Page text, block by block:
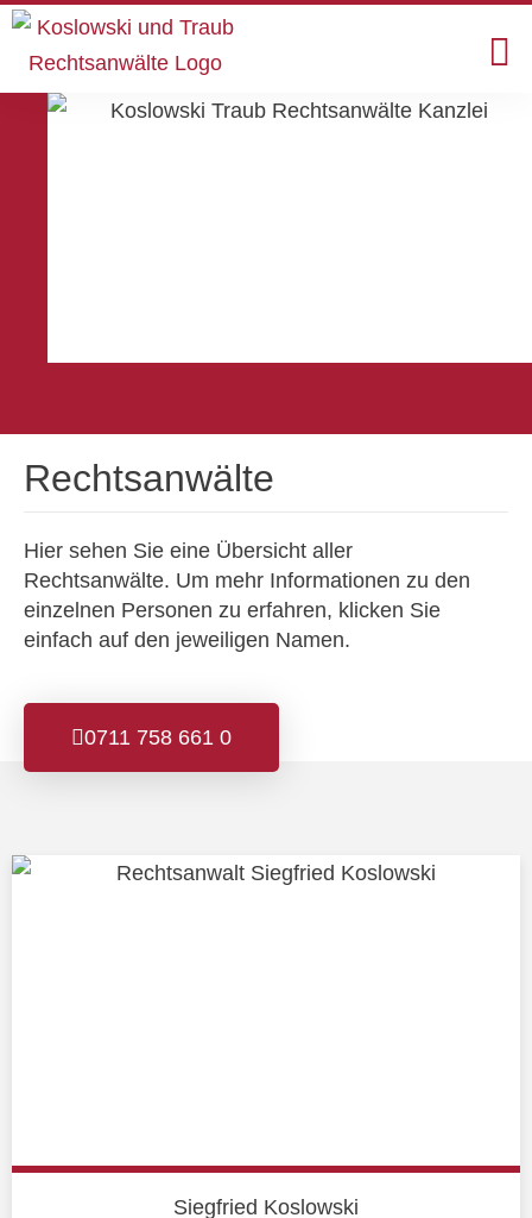
Rechtsanwälte
Hier sehen Sie eine Übersicht aller
Rechtsanwälte. Um mehr Informationen zu den
einzelnen Personen zu erfahren, klicken Sie
einfach auf den jeweiligen Namen.
0711 758 661 0
Siegfried Koslowski